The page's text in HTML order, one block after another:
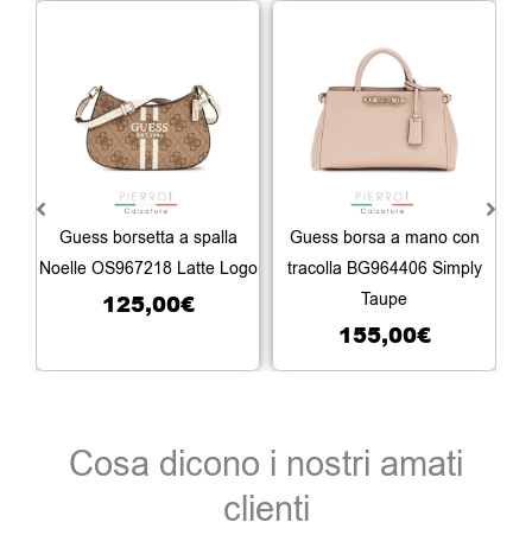
Guess borsetta a spalla
Noelle OS967218 Latte Logo
125,00€
Guess borsa a mano con
tracolla BG964406 Simply
Taupe
155,00€
Cosa dicono i nostri amati
clienti